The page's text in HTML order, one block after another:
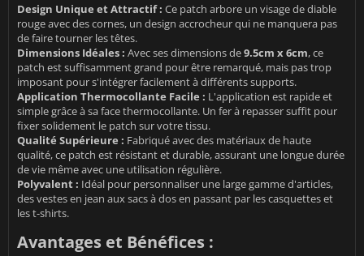
Design Unique et Attractif : Ce patch arbore un visage de diable
rouge avec des cornes, un design accrocheur qui ne manquera pas
de faire tourner les têtes.
Dimensions Idéales : Avec ses dimensions de9.5cm x 6cm, ce
patch est suffisamment grand pour être remarqué, mais pas trop
imposant pour s'intégrer facilement à différents supports.
Application Thermocollante Facile : L'application est rapide et
simple grâce à sa face thermocollante. Un fer à repasser suffit pour
fixer solidement le patch sur votre tissu.
Qualité Supérieure : Fabriqué avec des matériaux de haute
qualité, ce patch est résistant et durable, assurant une longue durée
de vie même avec une utilisation régulière.
Polyvalent : Idéal pour personnaliser une large gamme d'articles,
des vestes en jean aux sacs à dos en passant par les casquettes et
les t-shirts.
Avantages et Bénéfices :